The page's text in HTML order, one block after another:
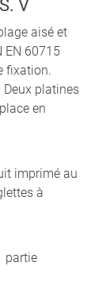
V
aisé et
EN 60715
fixation.
Deux platines
en
imprimé au
à
partie